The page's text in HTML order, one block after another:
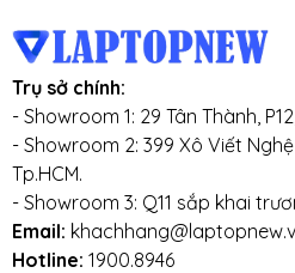
Trụ sở chính:
- Showroom 1: 29 Tân Thành,
- Showroom 2: 399 Xô Viết Nghệ
Tp.HCM.
- Showroom 3: Q11 sắp khai
Email:
Hotline: 1900.8946